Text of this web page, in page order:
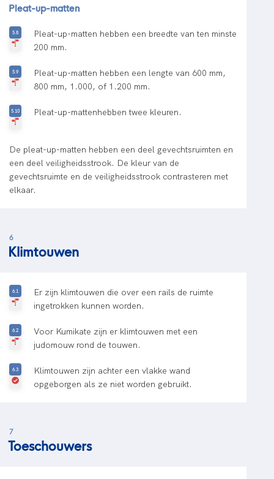
Pleat-up-matten
Pleat-up-matten hebben een breedte van ten minste
200 mm.
Pleat-up-matten hebben een lengte van 600 mm,
800 mm, 1.000, of 1.200 mm.
Pleat-up-mattenhebben twee kleuren.
De pleat-up-matten hebben een deel gevechtsruimten en
een deel veiligheidsstrook. De kleur van de
gevechtsruimte en de veiligheidsstrook contrasteren met
elkaar.
6
Klimtouwen
Er zijn klimtouwen die over een rails de ruimte
ingetrokken kunnen worden.
Voor Kumikate zijn er klimtouwen met een
judomouw rond de touwen.
Klimtouwen zijn achter een vlakke wand
opgeborgen als ze niet worden gebruikt.
7
Toeschouwers